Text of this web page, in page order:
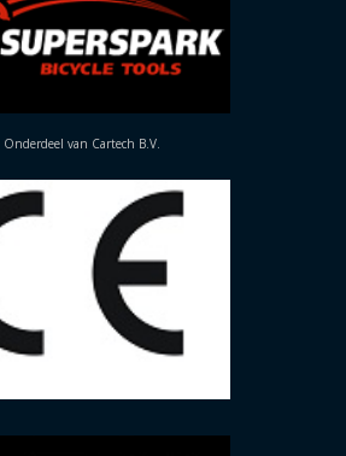
Onderdeel van Cartech B.V.